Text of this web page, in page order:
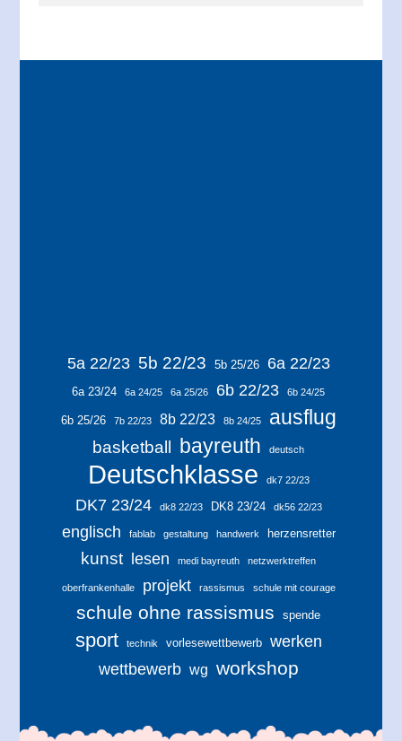
5a 22/23 5b 22/23 5b 25/26 6a 22/23
6a 23/24 6a 24/25 6a 25/26 6b 22/23 6b 24/25
6b 25/26 7b 22/23 8b 22/23 8b 24/25 ausflug
basketball bayreuth deutsch
Deutschklasse dk7 22/23
DK7 23/24 dk8 22/23 DK8 23/24 dk56 22/23
englisch fablab gestaltung handwerk herzensretter
kunst lesen medi bayreuth netzwerktreffen
oberfrankenhalle projekt rassismus schule mit courage
schule ohne rassismus spende
sport technik vorlesewettbewerb
werken
wettbewerb wg workshop